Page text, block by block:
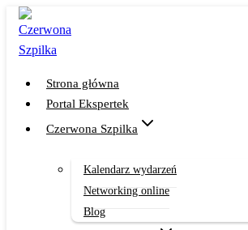
Przejdź
treści
Strona główna
Portal Ekspertek
Czerwona Szpilka
Kalendarz wydarzeń
Networking online
Blog